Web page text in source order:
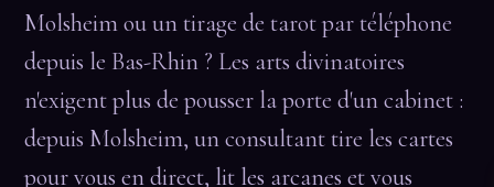
Molsheim ou un tirage de tarot par téléphone
depuis le Bas-Rhin ? Les arts divinatoires
n'exigent plus de pousser la porte d'un cabinet :
depuis Molsheim, un consultant tire les cartes
pour vous en direct, lit les arcanes et vous